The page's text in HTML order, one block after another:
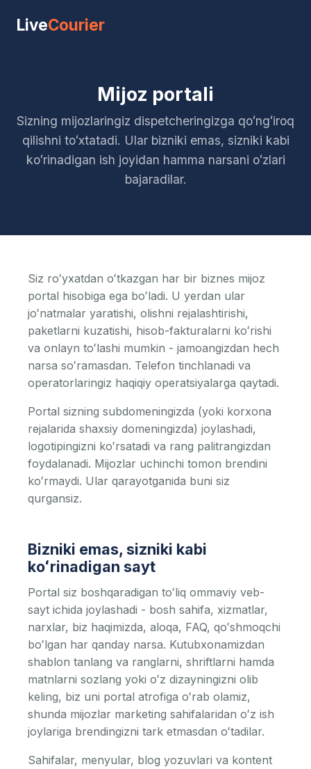
LiveCourier
Mijoz portali
Sizning mijozlaringiz dispetcheringizga qoʻngʻiroq
qilishni toʻxtatadi. Ular bizniki emas, sizniki kabi
koʻrinadigan ish joyidan hamma narsani oʻzlari
bajaradilar.
Siz roʻyxatdan oʻtkazgan har bir biznes mijoz
portal hisobiga ega boʻladi. U yerdan ular
joʻnatmalar yaratishi, olishni rejalashtirishi,
paketlarni kuzatishi, hisob-fakturalarni koʻrishi
va onlayn toʻlashi mumkin - jamoangizdan hech
narsa soʻramasdan. Telefon tinchlanadi va
operatorlaringiz haqiqiy operatsiyalarga qaytadi.
Portal sizning subdomeningizda (yoki korxona
rejalarida shaxsiy domeningizda) joylashadi,
logotipingizni koʻrsatadi va rang palitrangizdan
foydalanadi. Mijozlar uchinchi tomon brendini
koʻrmaydi. Ular qarayotganida buni siz
qurgansiz.
Bizniki emas, sizniki kabi
koʻrinadigan sayt
Portal siz boshqaradigan toʻliq ommaviy veb-
sayt ichida joylashadi - bosh sahifa, xizmatlar,
narxlar, biz haqimizda, aloqa, FAQ, qoʻshmoqchi
boʻlgan har qanday narsa. Kutubxonamizdan
shablon tanlang va ranglarni, shriftlarni hamda
matnlarni sozlang yoki oʻz dizayningizni olib
keling, biz uni portal atrofiga oʻrab olamiz,
shunda mijozlar marketing sahifalaridan oʻz ish
joylariga brendingizni tark etmasdan oʻtadilar.
Sahifalar, menyular, blog yozuvlari va kontent